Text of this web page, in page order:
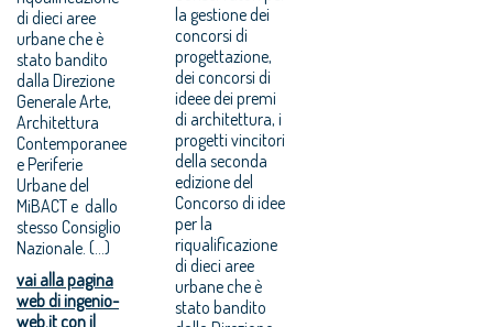
di dieci aree
urbane che è
stato bandito
dalla Direzione
Generale Arte,
Architettura
Contemporanee
e Periferie
Urbane del
MiBACT e dallo
stesso Consiglio
Nazionale. (...)
vai alla pagina
web di ingenio-
web.it con il
la gestione dei
concorsi di
progettazione,
dei concorsi di
ideee dei premi
di architettura, i
progetti vincitori
della seconda
edizione del
Concorso di idee
per la
riqualificazione
di dieci aree
urbane che è
stato bandito